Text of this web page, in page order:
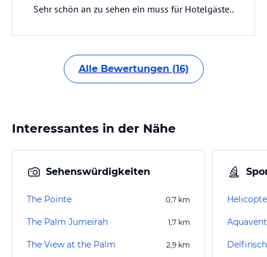
Sehr schön an zu sehen ein muss für Hotelgäste..
Alle Bewertungen (16)
Interessantes in der Nähe
Sehenswürdigkeiten
The Pointe 0,7 km
The Palm Jumeirah 1,7 km
The View at the Palm 2,9 km